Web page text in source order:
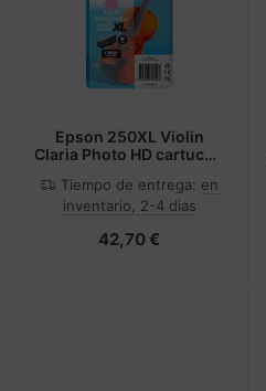
Epson 250XL Violin
Claria Photo HD cartucho
Original Alto
rendimiento (XL)
Tiempo de entrega: en
inventario, 2-4 dias
42,70 €